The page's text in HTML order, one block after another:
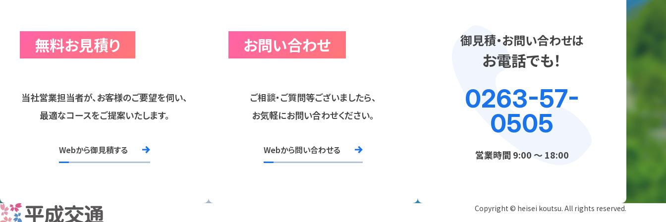
無料お見積り
当社営業担当者が、お客様のご要望を伺い、
最適なコースをご提案いたします。
Webから御見積する
お問い合わせ
ご相談・ご質問等ございましたら、
お気軽にお問い合わせください。
Webから問い合わせる
御見積・お問い合わせは
お電話でも！
0263-57-
0505
営業時間 9:00 ～ 18:00
Copyright © heisei koutsu. All rights reserved.